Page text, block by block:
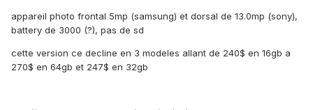
appareil photo frontal 5mp (samsung) et dorsal de 13.0mp (sony),
battery de 3000 (?), pas de sd
cette version ce decline en 3 modeles allant de 240$ en 16gb a
270$ en 64gb et 247$ en 32gb